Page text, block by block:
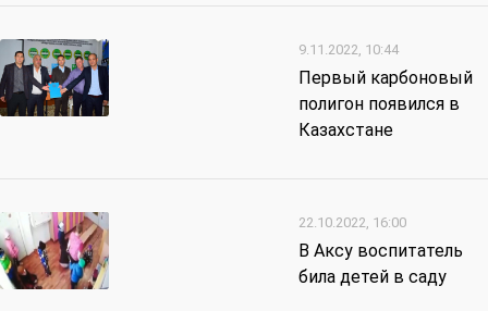
9.11.2022, 10:44
Первый карбоновый
полигон появился в
Казахстане
22.10.2022, 16:00
В Аксу воспитатель
била детей в саду